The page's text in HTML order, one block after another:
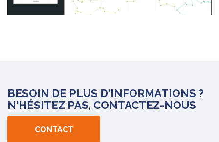
BESOIN DE PLUS D'INFORMATIONS ?
N'HÉSITEZ PAS, CONTACTEZ-NOUS
CONTACT